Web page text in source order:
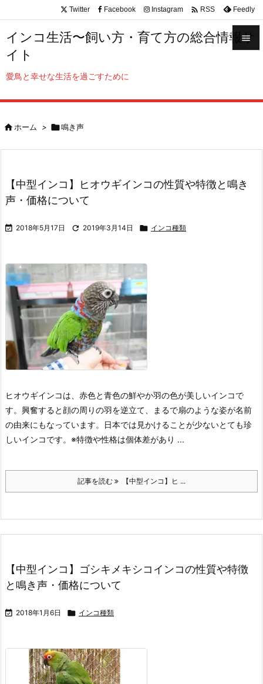
インコ生活〜飼い方・育て方の総合情報サ
イト
愛鳥と幸せな生活を過ごすために

サイド


Twitter Facebook Instagram  RSS Feedly
ホーム > 鳴き声
【中型インコ】ヒオウギインコの性質や特徴と鳴き
声・価格について
 2018年5月17日  2019年3月14日  インコ種類
ヒオウギインコは、赤色と青色の鮮やか羽の色が美しいインコで
す。興奮すると顔の周りの羽を逆立て、まるで扇のような姿が名前
の由来にもなっています。日本では見かけることが少ないとても珍
しいインコです。 ※特徴や性格は個体差があり ...
記事を読む 【中型インコ】ヒ ...
【中型インコ】ゴシキメキシコインコの性質や特徴
と鳴き声・価格について
 2018年1月6日  インコ種類